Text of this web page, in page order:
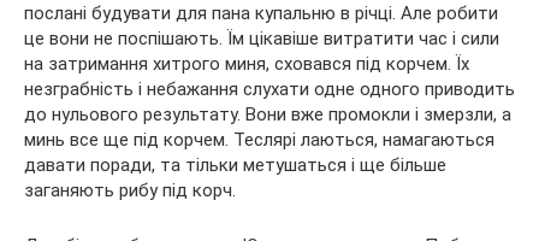
послані будувати для пана купальню в річці. Але робити
це вони не поспішають. Їм цікавіше витратити час і сили
на затримання хитрого миня, сховався під корчем. Їх
незграбність і небажання слухати одне одного приводить
до нульового результату. Вони вже промокли і змерзли, а
минь все ще під корчем. Теслярі лаються, намагаються
давати поради, та тільки метушаться і ще більше
заганяють рибу під корч.